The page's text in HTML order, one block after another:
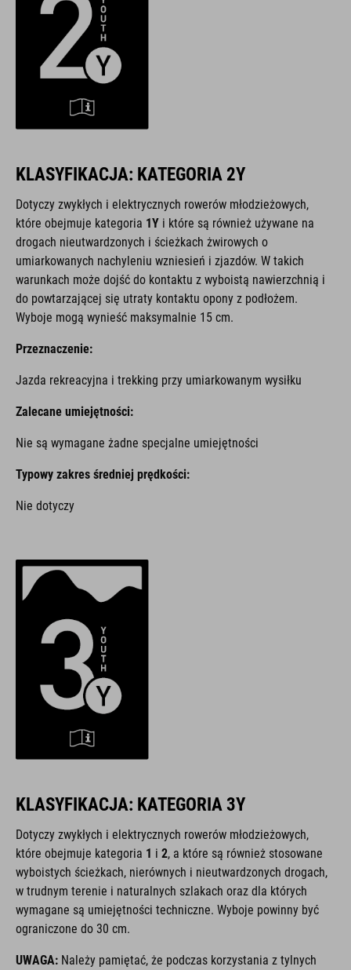
KLASYFIKACJA: KATEGORIA 2Y
Dotyczy zwykłych i elektrycznych rowerów młodzieżowych,
które obejmuje kategoria 1Y i które są również używane na
drogach nieutwardzonych i ścieżkach żwirowych o
umiarkowanych nachyleniu wzniesień i zjazdów. W takich
warunkach może dojść do kontaktu z wyboistą nawierzchnią i
do powtarzającej się utraty kontaktu opony z podłożem.
Wyboje mogą wynieść maksymalnie 15 cm.
Przeznaczenie:
Jazda rekreacyjna i trekking przy umiarkowanym wysiłku
Zalecane umiejętności:
Nie są wymagane żadne specjalne umiejętności
Typowy zakres średniej prędkości:
Nie dotyczy
KLASYFIKACJA: KATEGORIA 3Y
Dotyczy zwykłych i elektrycznych rowerów młodzieżowych,
które obejmuje kategoria 1 i 2, a które są również stosowane
wyboistych ścieżkach, nierównych i nieutwardzonych drogach,
w trudnym terenie i naturalnych szlakach oraz dla których
wymagane są umiejętności techniczne. Wyboje powinny być
ograniczone do 30 cm.
UWAGA: Należy pamiętać, że podczas korzystania z tylnych